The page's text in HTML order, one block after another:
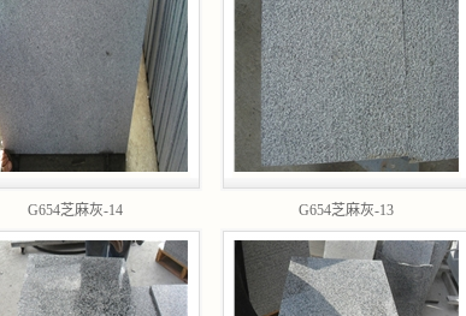
G654芝麻灰-14 G654芝麻灰-13